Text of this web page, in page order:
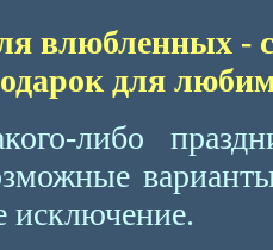
влюбленных -
для
либо
исключение.